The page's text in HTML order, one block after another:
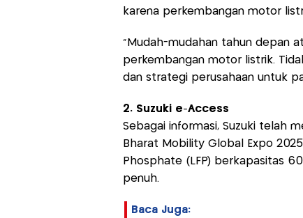
karena perkembangan motor
"Mudah-mudahan tahun depan
perkembangan motor listrik.
dan strategi perusahaan untuk
2. Suzuki e-Access
Sebagai informasi, Suzuki telah
Bharat Mobility Global Expo
Phosphate (LFP) berkapasitas
penuh.
Baca Juga: